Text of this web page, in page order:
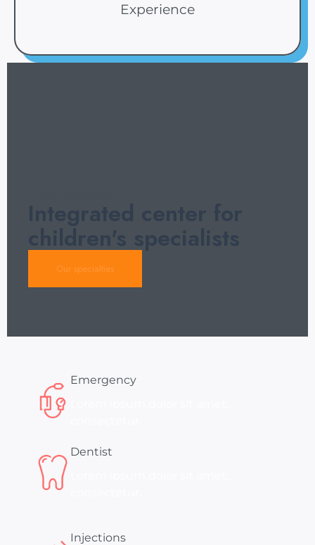
Experience
Integrated center for
children's specialists
Our specialties
Emergency
Dentist
Injections